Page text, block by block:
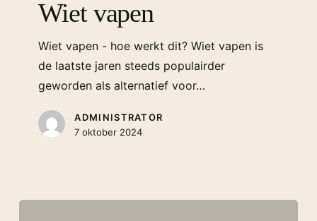
Wiet vapen
Wiet vapen - hoe werkt dit? Wiet vapen is
de laatste jaren steeds populairder
geworden als alternatief voor…
ADMINISTRATOR
7 oktober 2024